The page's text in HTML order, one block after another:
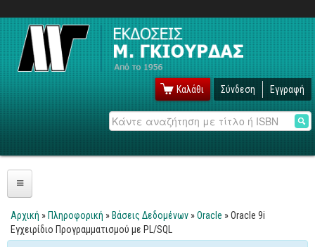
Καλάθι Σύνδεση Εγγραφή
Αναζήτηση
Πληροφορική
Λειτουργικά
Είστε εδώ
Αρχική » Πληροφορική » Βάσεις Δεδομένων »Oracle » Oracle 9i
Εγχειρίδιο Προγραμματισμού με PL/SQL